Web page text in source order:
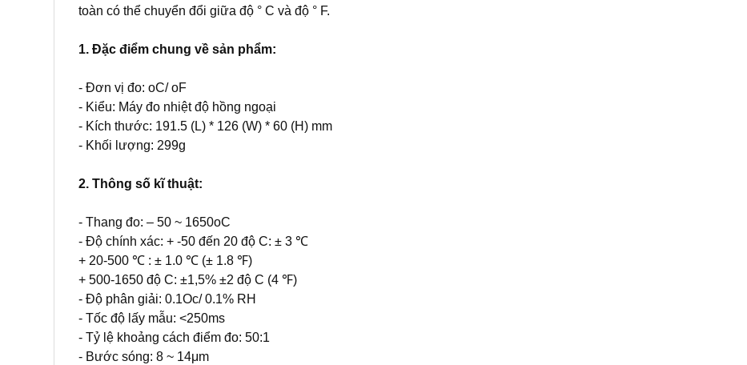
toàn có thể chuyển đổi giữa độ ° C và độ ° F.
1. Đặc điểm chung về sản phẩm:
- Đơn vị đo: oC/ oF
- Kiểu: Máy đo nhiệt độ hồng ngoại
- Kích thước: 191.5 (L) * 126 (W) * 60 (H) mm
- Khối lượng: 299g
2. Thông số kĩ thuật:
- Thang đo: – 50 ~ 1650oC
- Độ chính xác: + -50 đến 20 độ C: ± 3 ℃
+ 20-500 ℃ : ± 1.0 ℃ (± 1.8 ℉)
+ 500-1650 độ C: ±1,5% ±2 độ C (4 ℉)
- Độ phân giải: 0.1Oc/ 0.1% RH
- Tốc độ lấy mẫu: <250ms
- Tỷ lệ khoảng cách điểm đo: 50:1
- Bước sóng: 8 ~ 14μm